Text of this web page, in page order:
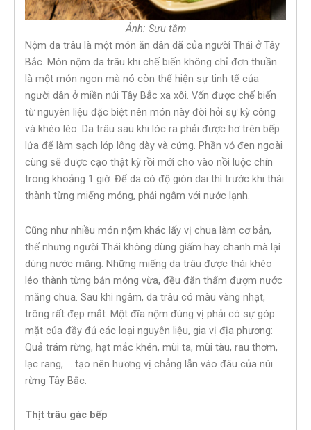
Ảnh: Sưu tầm
Nộm da trâu là một món ăn dân dã của người Thái ở Tây
Bắc. Món nộm da trâu khi chế biến không chỉ đơn thuần
là một món ngon mà nó còn thể hiện sự tinh tế của
người dân ở miền núi Tây Bắc xa xôi. Vốn được chế biến
từ nguyên liệu đặc biệt nên món này đòi hỏi sự kỳ công
và khéo léo. Da trâu sau khi lóc ra phải được hơ trên bếp
lửa để làm sạch lớp lông dày và cứng. Phần vỏ đen ngoài
cùng sẽ được cạo thật kỹ rồi mới cho vào nồi luộc chín
trong khoảng 1 giờ. Để da có độ giòn dai thì trước khi thái
thành từng miếng mỏng, phải ngâm với nước lạnh.
Cũng như nhiều món nộm khác lấy vị chua làm cơ bản,
thế nhưng người Thái không dùng giấm hay chanh mà lại
dùng nước măng. Những miếng da trâu được thái khéo
léo thành từng bản mỏng vừa, đều đặn thấm đượm nước
măng chua. Sau khi ngâm, da trâu có màu vàng nhạt,
trông rất đẹp mắt. Một đĩa nộm đúng vị phải có sự góp
mặt của đầy đủ các loại nguyên liệu, gia vị địa phương:
Quả trám rừng, hạt mắc khén, mùi ta, mùi tàu, rau thơm,
lạc rang, … tạo nên hương vị chẳng lẫn vào đâu của núi
rừng Tây Bắc.
Thịt trâu gác bếp